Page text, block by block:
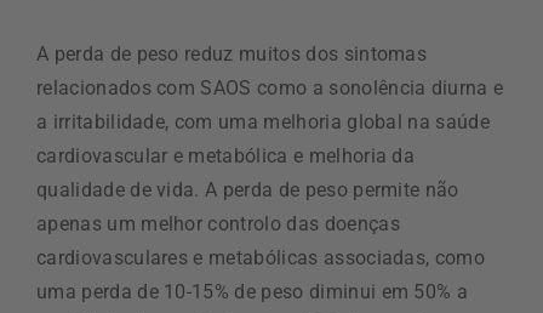
A perda de peso reduz muitos dos sintomas
relacionados com SAOS como a sonolência diurna e
a irritabilidade, com uma melhoria global na saúde
cardiovascular e metabólica e melhoria da
qualidade de vida. A perda de peso permite não
apenas um melhor controlo das doenças
cardiovasculares e metabólicas associadas, como
uma perda de 10-15% de peso diminui em 50% a